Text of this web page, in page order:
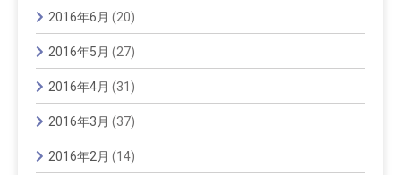
2016年6月 (20)
2016年5月 (27)
2016年4月 (31)
2016年3月 (37)
2016年2月 (14)